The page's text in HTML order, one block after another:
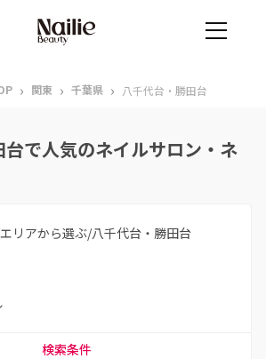
› 関東 › 千葉県 › 八千代台・勝田台
で人気のネイルサロン・ネ
リアから選ぶ/八千代台・勝田台
検索条件